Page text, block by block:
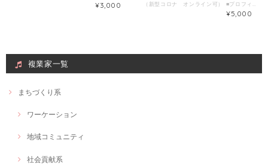
¥3,000 （新型コロナ オンライン可） ■プロフィール 元新聞社編集長☆自称「なにわ最速ライター」西岡一紀（にしおかかずのり）です。 1970年生まれ。 子供のころから本が好きで、中学時代に、将来は出版物に携わることを志す。 人材サービス会社等を経て1998年に不動産業界紙に就職し、記者活動を開始する。 2006年には介護業界紙を創刊し、取締役・編集長に就任。 21年間の記者生活でインタビューした総人数は4000を超える。 「自分だからこそできる仕事がしたい」 新聞勤務歴21年、編集長として14年、インタビュー・取材等、ライターとして、 日夜仕事に明け暮れた日々。多いときは毎週４万字を書いていました。 そんな仕事で習得した最速ライティングの技術を生かして、 2019年よりフリーランスとして仕事を開始。 フリーライターとして、介護業界を中心にしてフリーランスで活動しています。 ■わたしの複業 経験・実績・趣味・特技・好きなことetc ライター歴 約21年 新聞社編集長歴13年 趣味 旅行(国内外問わず)、歴史(日本の古代史) ・自分の強み 記憶力がいい、知識欲旺盛 ■時間内に提供できること ・インタビュー代行 （介護系が得意ですがそれ以外の記事作成も可能です。原稿作成料は別途ご相談） ・取材同行の武者修行 （取材に同行してインタビュー方法を学ぶことができます） ・広報誌やメディアの記事構成や企画のご相談 ・各種文章添削･指導 ＊テーマや内容によってはお断りすることもございますのでご了承ください。 ＊原稿作成料は別途必要です。（目安：内容によりますが１文字１０円程） ■ こんな人におすすめ ・社内広報を担当している方 ・記事サイトを運営している方 ・メディア編集の助っ人が欲しい方 ■ 当日の流れとスケジュール 所要時間・・・ 広報誌やメディアの企画相談はオンライン・対面どちらでも可 ＊インタビューは交通費別途、原稿作成料は別途ご相談 ＊アポイント先の取材日程調整等はお願いいたします。 ＊時間外の追加修正や延長希望の場合はその場でご相談の上、追加でご決済いただきます。 ■お仕事調整可能な曜日･時間帯 特に制限はありません。 ＊ 当日のお申し込みはご遠慮ください。 7日前以上の余裕を持った日時で、ご希望日時を３つほどお知らせください。 （送信欄）＝＝＝＝＝＝＝＝＝＝＝＝ 第一希望：●月●日●曜日 ●時●分～●時●分 第二希望：●月●日●曜日 ●時●分～●時●分 第三希望：●月●日●曜日 ●時●分～●時●分 ＝＝＝＝＝＝＝＝＝＝＝＝＝＝＝＝＝ 販売金額 5000円(実際に原稿を執筆する場合は、原稿料別途※応相談) 販売項目の種類（任意） サービス提供エリア ：全国 、対面（大阪）
¥5,000
複業家一覧
まちづくり系
ワーケーション
地域コミュニティ
社会貢献系